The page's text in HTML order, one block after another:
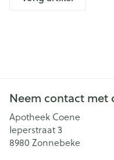
Neem contact met
Apotheek Coene
Ieperstraat 3
8980 Zonnebeke